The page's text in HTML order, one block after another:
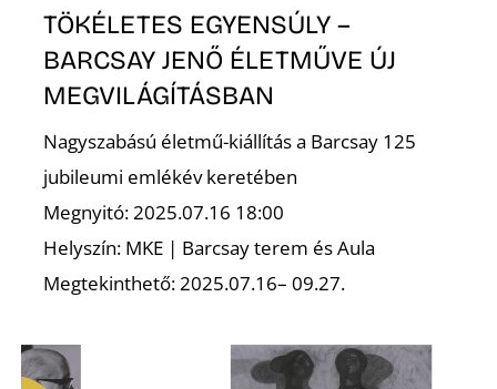
TÖKÉLETES EGYENSÚLY –
BARCSAY JENŐ ÉLETMŰVE ÚJ
MEGVILÁGÍTÁSBAN
Nagyszabású életmű-kiállítás a Barcsay 125
jubileumi emlékév keretében
Megnyitó: 2025.07.16 18:00
Helyszín: MKE | Barcsay terem és Aula
Megtekinthető: 2025.07.16– 09.27.